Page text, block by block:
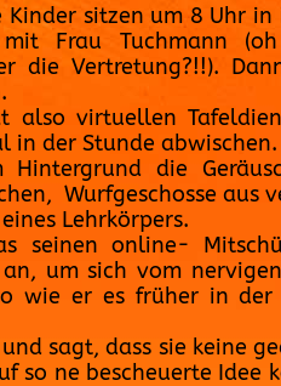
sitzen um 8 Uhr
mit Frau Tuchmann
die Vertretung?!!).
also virtuellen
in der Stunde abwischen.
die
Wurfgeschosse aus
Lehrkörpers.
seinen online-
um sich vom
wie er es früher in der
sagt, dass sie keine
so ne bescheuerte Idee